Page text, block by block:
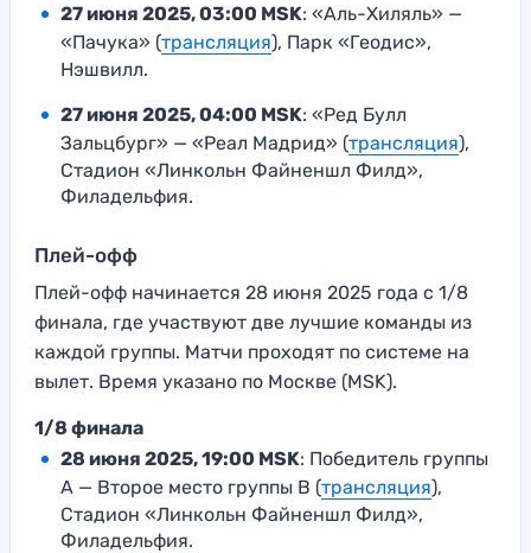
27 июня 2025, 03:00 MSK: «Аль-Хиляль» —
«Пачука» (трансляция), Парк «Геодис»,
Нэшвилл.
27 июня 2025, 04:00 MSK: «Ред Булл
Зальцбург» — «Реал Мадрид» (трансляция),
Стадион «Линкольн Файненшл Филд»,
Филадельфия.
Плей-офф
Плей-офф начинается 28 июня 2025 года с 1/8
финала, где участвуют две лучшие команды из
каждой группы. Матчи проходят по системе на
вылет. Время указано по Москве (MSK).
1/8 финала
28 июня 2025, 19:00 MSK: Победитель группы
A — Второе место группы B (трансляция),
Стадион «Линкольн Файненшл Филд»,
Филадельфия.